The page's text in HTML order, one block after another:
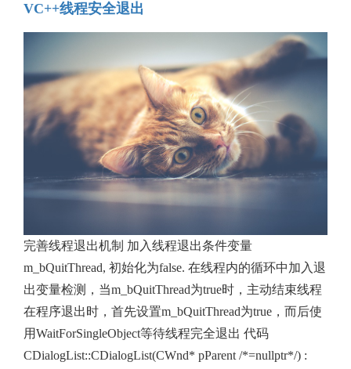
VC++线程安全退出
完善线程退出机制 加入线程退出条件变量
m_bQuitThread, 初始化为false. 在线程内的循环中加入退
出变量检测，当m_bQuitThread为true时，主动结束线程
在程序退出时，首先设置m_bQuitThread为true，而后使
用WaitForSingleObject等待线程完全退出 代码
CDialogList::CDialogList(CWnd* pParent /*=nullptr*/) :